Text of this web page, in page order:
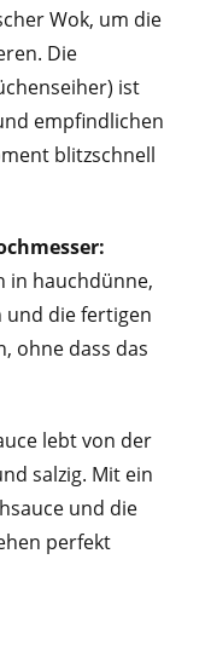
Wok, um die
Die
ist
empfindlichen
blitzschnell
in hauchdünne,
und die fertigen
ohne dass das
lebt von der
salzig. Mit ein
und die
perfekt